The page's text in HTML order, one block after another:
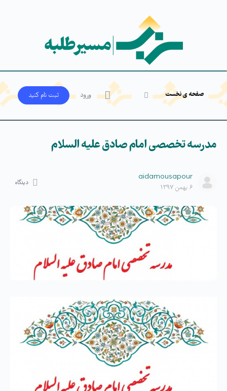
صفحه ی نخست ورود ثبت‌ نام کنید
مدرسه تخصصی امام صادق علیه السلام
aidamousapour
۶ بهمن ۱۳۹۷
دیدگاه